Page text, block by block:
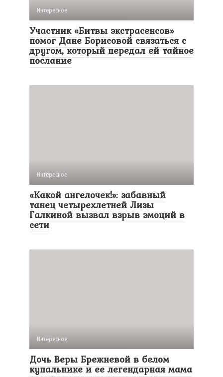
Интересное
Участник «Битвы экстрасенсов»
помог Дане Борисовой связаться с
другом, который передал ей тайное
послание
Интересное
«Какой ангелочек!»: забавный
танец четырехлетней Лизы
Галкиной вызвал взрыв эмоций в
сети
Интересное
Дочь Веры Брежневой в белом
купальнике и ее легендарная мама